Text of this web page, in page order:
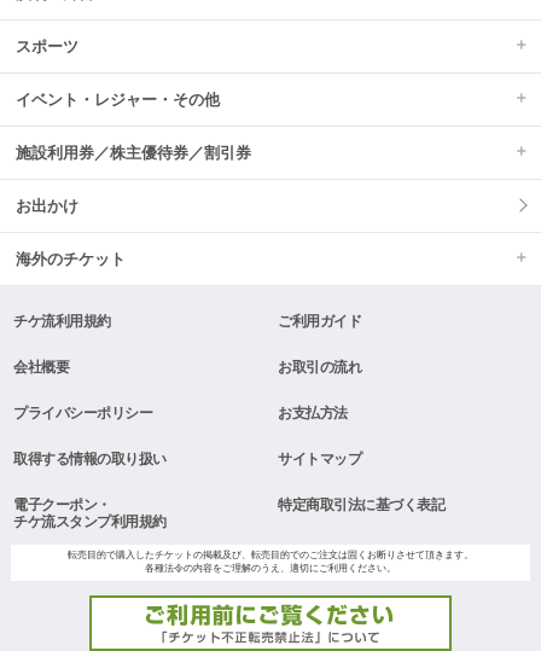
スポーツ
イベント・レジャー・その他
施設利用券／株主優待券／割引券
お出かけ
海外のチケット
チケ流利用規約 ご利用ガイド
会社概要 お取引の流れ
プライバシーポリシー お支払方法
取得する情報の取り扱い サイトマップ
電子クーポン・
チケ流スタンプ利用規約
特定商取引法に基づく表記
転売目的で購入したチケットの掲載及び、転売目的でのご注文は固くお断りさせて頂きます。
各種法令の内容をご理解のうえ、適切にご利用ください。